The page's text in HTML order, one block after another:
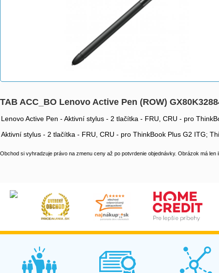
TAB ACC_BO Lenovo Active Pen (ROW)
Lenovo Active Pen - Aktivní stylus - 2 tlačítka - FRU, CRU - pro
Aktivní stylus - 2 tlačítka - FRU, CRU - pro ThinkBook Plus G2 ITG;
Obchod si vyhradzuje právo na zmenu ceny až po potvrdenie objednávky. Obrázok má len